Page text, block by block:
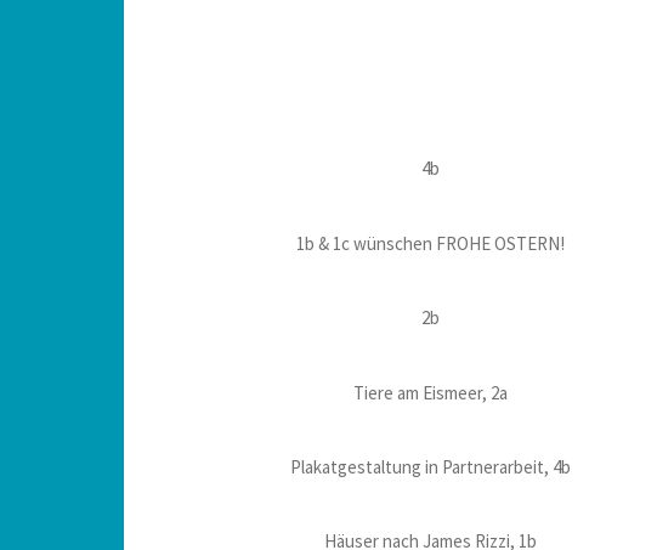
4b
1b & 1c wünschen FROHE OSTERN!
2b
Tiere am Eismeer, 2a
Plakatgestaltung in Partnerarbeit, 4b
Häuser nach James Rizzi, 1b